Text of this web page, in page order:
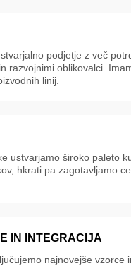
podjetje z več
razvojnimi oblikovalci.
linij.
ustvarjamo široko paleto
hkrati pa zagotavljamo
IN INTEGRACIJA
najnovejše vzorce